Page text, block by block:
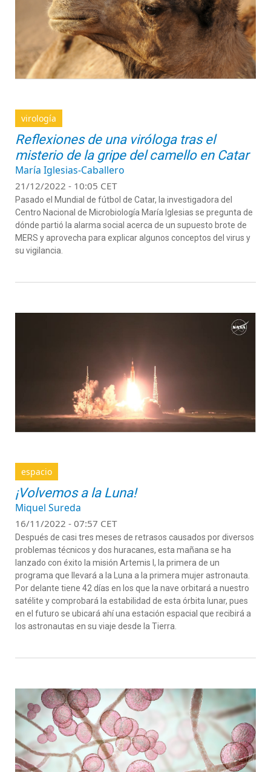
virología
Reflexiones de una viróloga tras el
misterio de la gripe del camello en Catar
María Iglesias-Caballero
21/12/2022 - 10:05 CET
Pasado el Mundial de fútbol de Catar, la investigadora del
Centro Nacional de Microbiología María Iglesias se pregunta de
dónde partió la alarma social acerca de un supuesto brote de
MERS y aprovecha para explicar algunos conceptos del virus y
su vigilancia.
espacio
¡Volvemos a la Luna!
Miquel Sureda
16/11/2022 - 07:57 CET
Después de casi tres meses de retrasos causados por diversos
problemas técnicos y dos huracanes, esta mañana se ha
lanzado con éxito la misión Artemis I, la primera de un
programa que llevará a la Luna a la primera mujer astronauta.
Por delante tiene 42 días en los que la nave orbitará a nuestro
satélite y comprobará la estabilidad de esta órbita lunar, pues
en el futuro se ubicará ahí una estación espacial que recibirá a
los astronautas en su viaje desde la Tierra.